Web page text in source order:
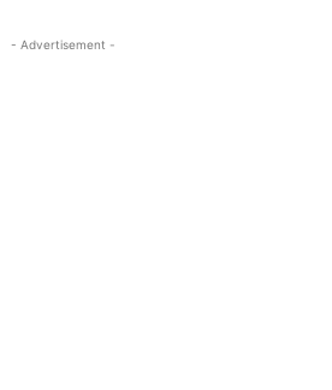
- Advertisement -